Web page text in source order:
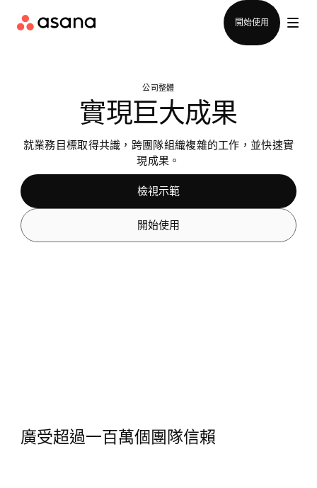
開始使用
公司整體
實現巨大成果
就業務目標取得共識，跨團隊組織複雜的工作，並快速實
現成果。
檢視示範
開始使用
廣受超過一百萬個團隊信賴